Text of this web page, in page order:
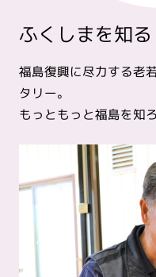
ふくしまを知る
福島復興に尽力する老
タリー。
もっともっと福島を知ろ